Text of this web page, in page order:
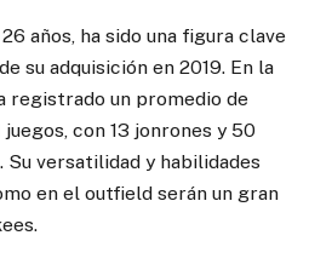
años, ha sido una figura clave
su adquisición en 2019. En la
registrado un promedio de
juegos, con 13 jonrones y 50
Su versatilidad y habilidades
en el outfield serán un gran